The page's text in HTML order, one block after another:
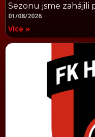
Sezonu jsme zahájili
01/08/2026
Více »